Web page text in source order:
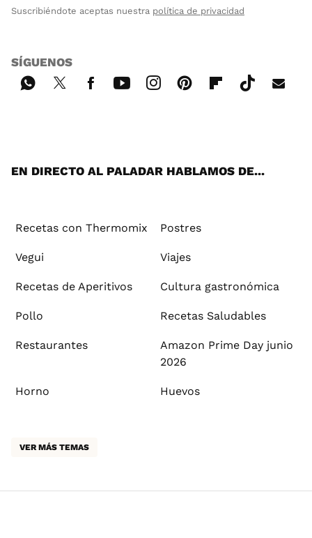
Suscribiéndote aceptas nuestra política de privacidad
SÍGUENOS
EN DIRECTO AL PALADAR HABLAMOS DE...
Recetas con Thermomix Postres
Vegui Viajes
Recetas de Aperitivos Cultura gastronómica
Pollo Recetas Saludables
Restaurantes
Amazon Prime Day junio
2026
Horno Huevos
VER MÁS TEMAS